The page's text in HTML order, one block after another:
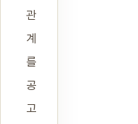
관
계
를
공
고